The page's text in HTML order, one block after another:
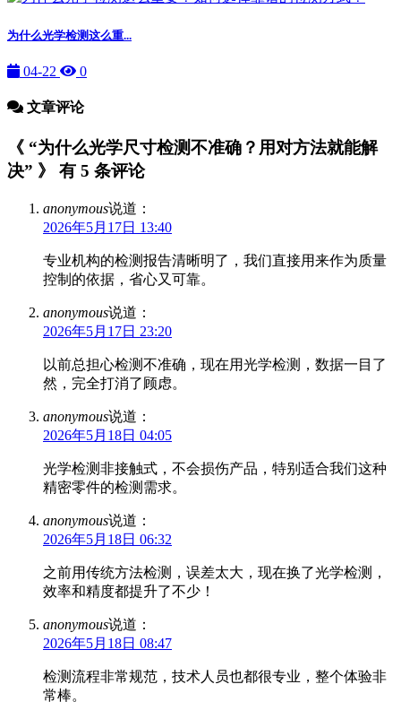
为什么光学检测这么重...
04-22 0
文章评论
《 “为什么光学尺寸检测不准确？用对方法就能解
决” 》 有 5 条评论
anonymous说道：
2026年5月17日 13:40
专业机构的检测报告清晰明了，我们直接用来作为质量
控制的依据，省心又可靠。
anonymous说道：
2026年5月17日 23:20
以前总担心检测不准确，现在用光学检测，数据一目了
然，完全打消了顾虑。
anonymous说道：
2026年5月18日 04:05
光学检测非接触式，不会损伤产品，特别适合我们这种
精密零件的检测需求。
anonymous说道：
2026年5月18日 06:32
之前用传统方法检测，误差太大，现在换了光学检测，
效率和精度都提升了不少！
anonymous说道：
2026年5月18日 08:47
检测流程非常规范，技术人员也都很专业，整个体验非
常棒。